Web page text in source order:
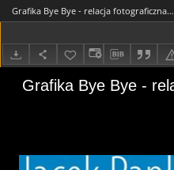
Grafika Bye Bye - relacja fotograficzna z wernisażu (fot. 15)